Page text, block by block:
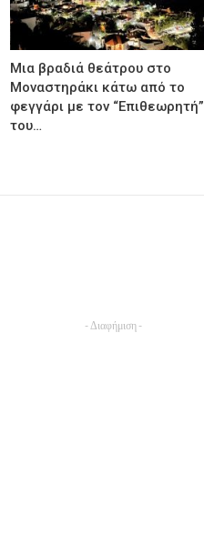
Μια βραδιά θεάτρου στο
Μοναστηράκι κάτω από το
φεγγάρι με τον “Επιθεωρητή”
του…
- Διαφήμιση -